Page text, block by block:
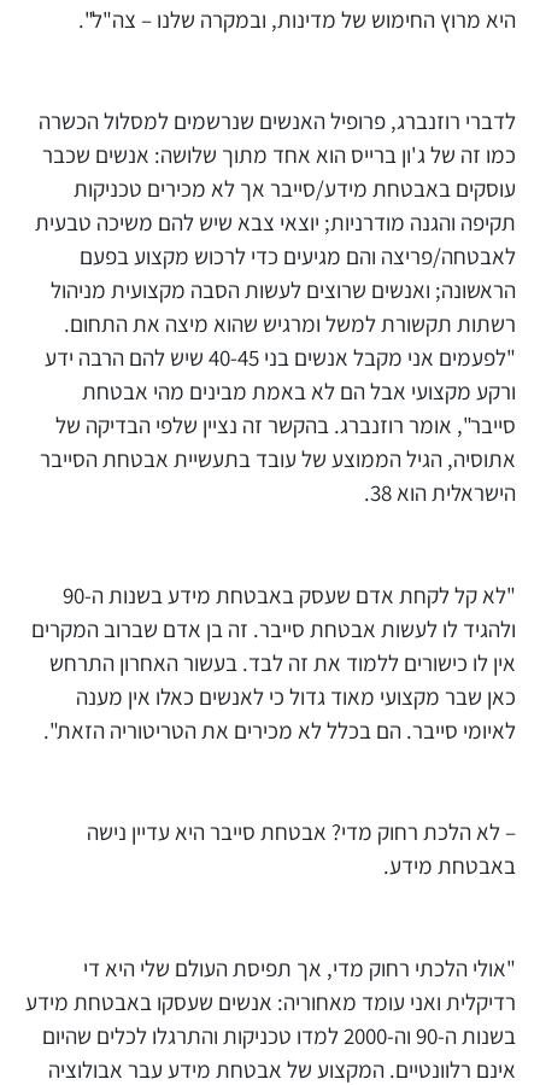
היא מרוץ החימוש של מדינות, ובמקרה שלנו – צה"ל".
לדברי רוזנברג, פרופיל האנשים שנרשמים למסלול הכשרה
כמו זה של ג'ון ברייס הוא אחד מתוך שלושה: אנשים שכבר
עוסקים באבטחת מידע/סייבר אך לא מכירים טכניקות
תקיפה והגנה מודרניות; יוצאי צבא שיש להם משיכה טבעית
לאבטחה/פריצה והם מגיעים כדי לרכוש מקצוע בפעם
הראשונה; ואנשים שרוצים לעשות הסבה מקצועית מניהול
רשתות תקשורת למשל ומרגיש שהוא מיצה את התחום.
"לפעמים אני מקבל אנשים בני 40-45 שיש להם הרבה ידע
ורקע מקצועי אבל הם לא באמת מבינים מהי אבטחת
סייבר", אומר רוזנברג. בהקשר זה נציין שלפי הבדיקה של
אתוסיה, הגיל הממוצע של עובד בתעשיית אבטחת הסייבר
הישראלית הוא 38.
"לא קל לקחת אדם שעסק באבטחת מידע בשנות ה-90
ולהגיד לו לעשות אבטחת סייבר. זה בן אדם שברוב המקרים
אין לו כישורים ללמוד את זה לבד. בעשור האחרון התרחש
כאן שבר מקצועי מאוד גדול כי לאנשים כאלו אין מענה
לאיומי סייבר. הם בכלל לא מכירים את הטריטוריה הזאת".
– לא הלכת רחוק מדי? אבטחת סייבר היא עדיין נישה
באבטחת מידע.
"אולי הלכתי רחוק מדי, אך תפיסת העולם שלי היא די
רדיקלית ואני עומד מאחוריה: אנשים שעסקו באבטחת מידע
בשנות ה-90 וה-2000 למדו טכניקות והתרגלו לכלים שהיום
אינם רלוונטיים. המקצוע של אבטחת מידע עבר אבולוציה